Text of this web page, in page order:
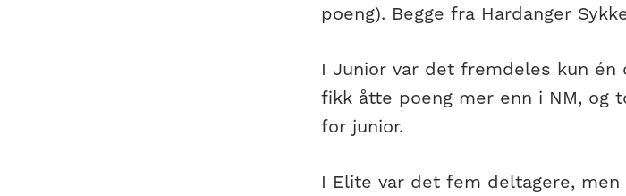
poeng). Begge fra Hardanger
I Junior var det fremdeles kun én
fikk åtte poeng mer enn i NM, og
for junior.
I Elite var det fem deltagere,